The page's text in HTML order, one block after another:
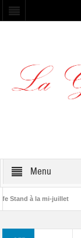
Menu
Stand à la mi-juillet